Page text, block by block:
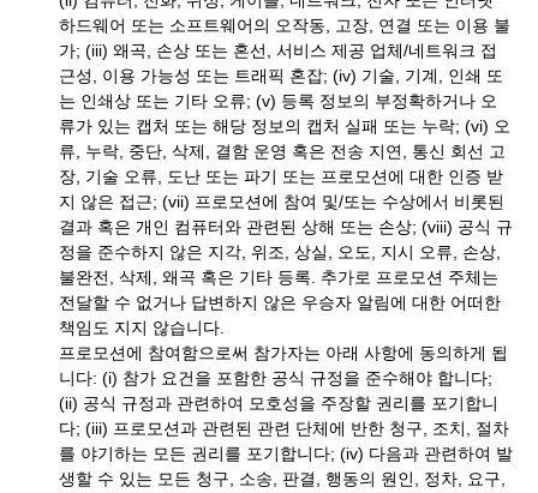
하드웨어 또는 소프트웨어의 오작동, 고장, 연결 또는 이용 불
가; (iii) 왜곡, 손상 또는 혼선, 서비스 제공 업체/네트워크 접
근성, 이용 가능성 또는 트래픽 혼잡; (iv) 기술, 기계, 인쇄 또
는 인쇄상 또는 기타 오류; (v) 등록 정보의 부정확하거나 오
류가 있는 캡처 또는 해당 정보의 캡처 실패 또는 누락; (vi) 오
류, 누락, 중단, 삭제, 결함 운영 혹은 전송 지연, 통신 회선 고
장, 기술 오류, 도난 또는 파기 또는 프로모션에 대한 인증 받
지 않은 접근; (vii) 프로모션에 참여 및/또는 수상에서 비롯된
결과 혹은 개인 컴퓨터와 관련된 상해 또는 손상; (viii) 공식 규
정을 준수하지 않은 지각, 위조, 상실, 오도, 지시 오류, 손상,
불완전, 삭제, 왜곡 혹은 기타 등록. 추가로 프로모션 주체는
전달할 수 없거나 답변하지 않은 우승자 알림에 대한 어떠한
책임도 지지 않습니다.
프로모션에 참여함으로써 참가자는 아래 사항에 동의하게 됩
니다: (i) 참가 요건을 포함한 공식 규정을 준수해야 합니다;
(ii) 공식 규정과 관련하여 모호성을 주장할 권리를 포기합니
다; (iii) 프로모션과 관련된 관련 단체에 반한 청구, 조치, 절차
를 야기하는 모든 권리를 포기합니다; (iv) 다음과 관련하여 발
생할 수 있는 모든 청구, 소송, 판결, 행동의 원인, 정차, 요구,